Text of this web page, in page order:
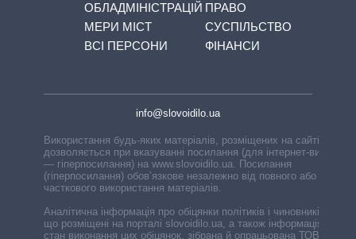
ОБЛАДМІНІСТРАЦІЙ
МЕРИ МІСТ
ВСІ ПЕРСОНИ
ПРАВО
СУСПІЛЬСТВО
ФІНАНСИ
info@slovoidilo.ua
Використання будь-яких матеріалів, розміщених на сайті,
дозволяється при вказуванні посилання (для інтернет-видань
— гіперпосилання) на www.slovoidilo.ua. Посилання
(гіперпосилання) обов’язкове незалежно від повного або
часткового використання матеріалів.
Аналітична інформація про обіцянки політиків і чиновників,
що розміщені на порталі slovoidilo.ua, а також інформація про
стан виконання цих обіцянок, зібрана й опрацьована ТОВ «ІА